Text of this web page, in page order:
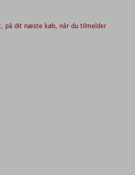
på dit næste køb, når du tilmelder